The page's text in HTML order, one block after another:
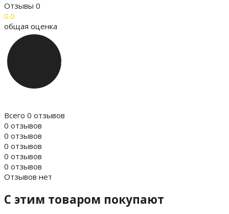
Отзывы 0
0.0
общая оценка
Всего 0 отзывов
0 отзывов
0 отзывов
0 отзывов
0 отзывов
0 отзывов
Отзывов нет
C этим товаром покупают